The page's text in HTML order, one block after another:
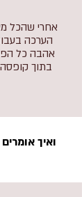
אחרי שהכל
הערכה
אהבה כל
בתוך קופסה
ואיך